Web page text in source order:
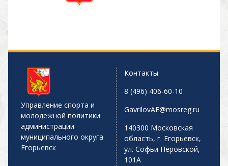
Управление спорта и
молодежной политики
администрации
муниципального округа
Егорьевск
Контакты
8 (496) 406-60-10
GavrilovAE@mosreg.ru
140300 Московская
область, г. Егорьевск,
ул. Софьи Перовской,
101А